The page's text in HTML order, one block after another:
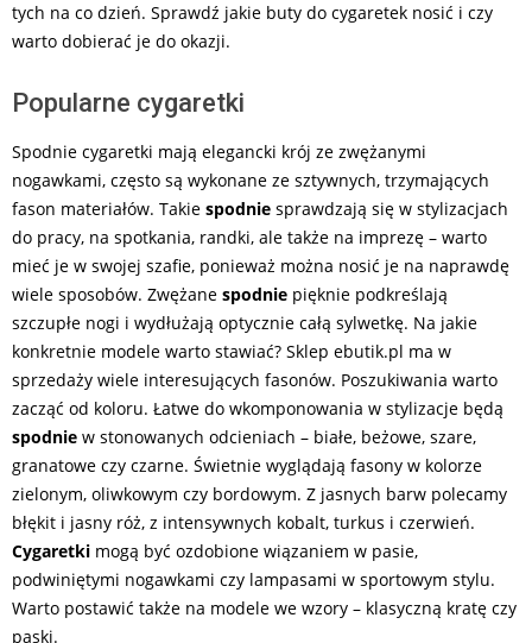
tych na co dzień. Sprawdź jakie buty do cygaretek nosić i czy
warto dobierać je do okazji.
Popularne cygaretki
Spodnie cygaretki mają elegancki krój ze zwężanymi
nogawkami, często są wykonane ze sztywnych, trzymających
fason materiałów. Takie spodnie sprawdzają się w stylizacjach
do pracy, na spotkania, randki, ale także na imprezę – warto
mieć je w swojej szafie, ponieważ można nosić je na naprawdę
wiele sposobów. Zwężane spodnie pięknie podkreślają
szczupłe nogi i wydłużają optycznie całą sylwetkę. Na jakie
konkretnie modele warto stawiać? Sklep ebutik.pl ma w
sprzedaży wiele interesujących fasonów. Poszukiwania warto
zacząć od koloru. Łatwe do wkomponowania w stylizacje będą
spodnie w stonowanych odcieniach – białe, beżowe, szare,
granatowe czy czarne. Świetnie wyglądają fasony w kolorze
zielonym, oliwkowym czy bordowym. Z jasnych barw polecamy
błękit i jasny róż, z intensywnych kobalt, turkus i czerwień.
Cygaretki mogą być ozdobione wiązaniem w pasie,
podwiniętymi nogawkami czy lampasami w sportowym stylu.
Warto postawić także na modele we wzory – klasyczną kratę czy
paski.